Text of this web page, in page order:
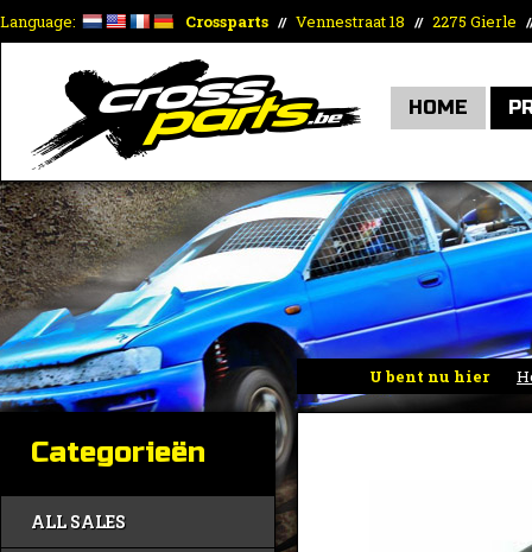
Language: Crossparts // Vennestraat 18 // 2275 Gierle
HOME
U bent nu hier
Categorieën
ALL SALES